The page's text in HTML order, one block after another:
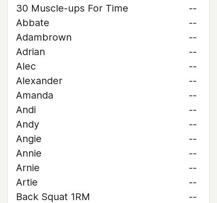
30 Muscle-ups For Time
--
Abbate
--
Adambrown
--
Adrian
--
Alec
--
Alexander
--
Amanda
--
Andi
--
Andy
--
Angie
--
Annie
--
Arnie
--
Artie
--
Back Squat 1RM
--